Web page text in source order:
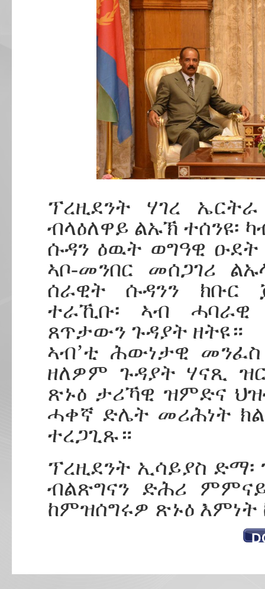
ፕረዚደንት ሃገረ
ብላዕለዋይ ልኡኽ ተሰንዩ፡
ሱዳን ዕዉት ወግዓዊ
ኣቦ-መንበር መሰጋገሪ
ሰራዊት ሱዳንን ክቡር
ተራኺቡ፡ ኣብ ሓባራዊ
ጸጥታውን ጉዳያት ዘትዩ።
ኣብ’ቲ ሕውነታዊ
ዘለዎም ጉዳያት ሃናጺ
ጽኑዕ ታሪኻዊ ዝምድና
ሓቀኛ ድሌት መሪሕነት
ተረጋጊጹ።
ፕረዚደንት ኢሳይያስ ድማ፡
ብልጽግናን ድሕሪ
ከምዝሰግሩዎ ጽኑዕ